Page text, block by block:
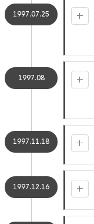
1997.07.25
1997.08
1997.11.18
1997.12.16